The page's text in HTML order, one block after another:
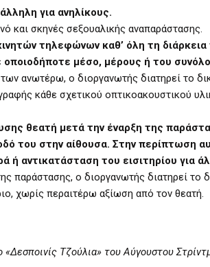
για ανηλίκους.
και σκηνές σεξουαλικής αναπαράστασης.
τηλεφώνων καθ’ όλη τη
οποιοδήποτε μέσο, μέρους ή του
ανωτέρω, ο διοργανωτής διατηρεί το
κάθε σχετικού οπτικοακουστικού
θεατή μετά την έναρξη της
του στην αίθουσα. Στην περίπτωση
αντικατάσταση του εισιτηρίου για
παράστασης, ο διοργανωτής διατηρεί το
χωρίς περαιτέρω αξίωση από τον θεατή.
Τζούλια» του Αύγουστου